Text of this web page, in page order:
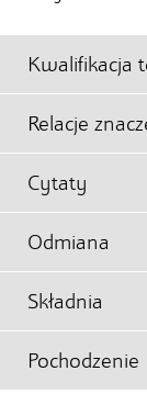
Kwalifikacja
Relacje
Cytaty
Odmiana
Składnia
Pochodzenie